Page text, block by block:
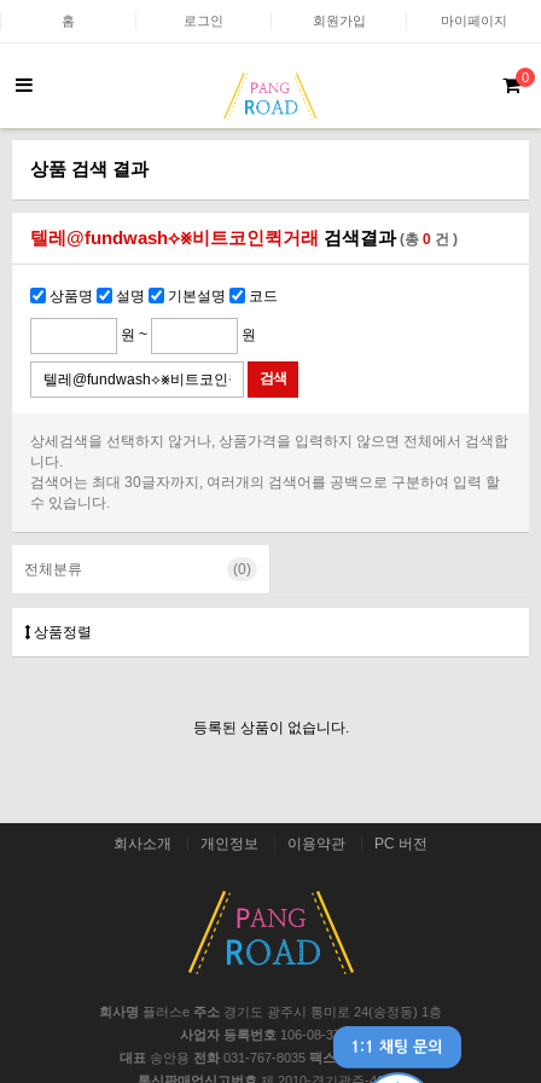
홈 로그인 회원가입 마이페이지
0
상품 검색 결과
텔레@fundwash⟡⨳비트코인퀵거래 검색결과(총 0 건 )
상품명 설명 기본설명 코드
원 ~ 원
상세검색을 선택하지 않거나, 상품가격을 입력하지 않으면 전체에서 검색합
니다.
검색어는 최대 30글자까지, 여러개의 검색어를 공백으로 구분하여 입력 할
수 있습니다.
전체분류 (0)
상품정렬
등록된 상품이 없습니다.
회사소개 개인정보 이용약관 PC 버전
회사명 플러스e 주소 경기도 광주시 통미로 24(송정동) 1층
사업자 등록번호 106-08-37441
대표 송안용 전화 031-767-8035 팩스 031-767-8048